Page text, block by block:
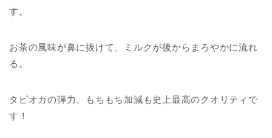
す。
お茶の風味が鼻に抜けて、ミルクが後からまろやかに流れ
る。
タピオカの弾力、もちもち加減も史上最高のクオリティで
す！